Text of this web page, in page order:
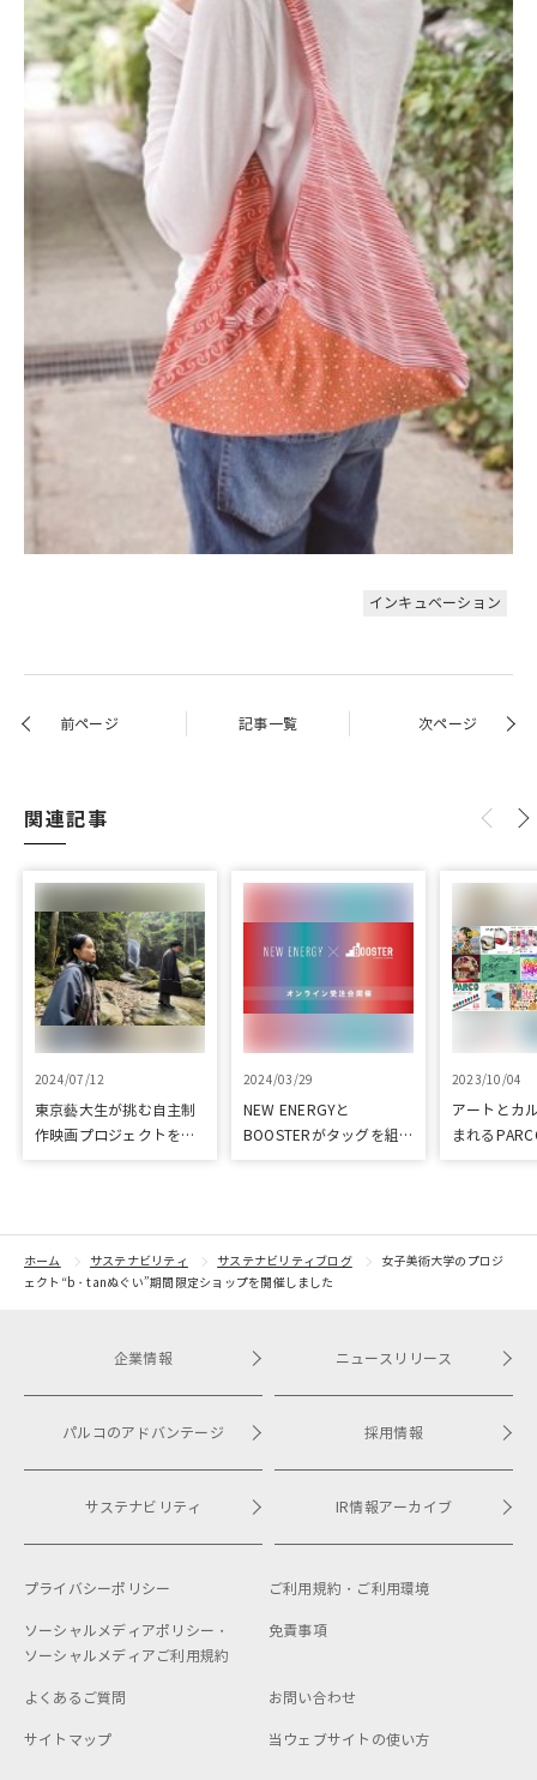
インキュベーション
前ページ 記事一覧 次ページ
関連記事
2024/07/12
東京藝大生が挑む自主制
作映画プロジェクトをク
2024/03/29
NEW ENERGYと
BOOSTERがタッグを組
2023/10/04
アートとカ
まれる
ホーム サステナビリティ サステナビリティブログ
女子美術大学のプロジ
ェクト“b・tanぬぐい”期間限定ショップを開催しました
企業情報
パルコのアドバンテージ
サステナビリティ
ニュースリリース
採用情報
IR情報アーカイブ
プライバシーポリシー ご利用規約・ ご利用環境
ソーシャルメディアポリシー・
ソーシャルメディアご利用規約
免責事項
よくあるご質問 お問い合わせ
サイトマップ 当ウェブサイトの使い方